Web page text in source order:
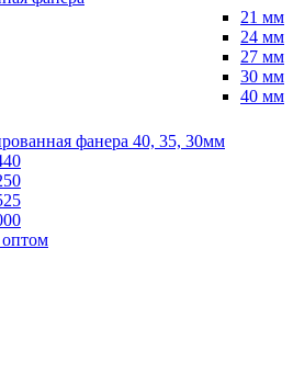
21 мм
24 мм
27 мм
30 мм
40 мм
фанера 40, 35, 30мм